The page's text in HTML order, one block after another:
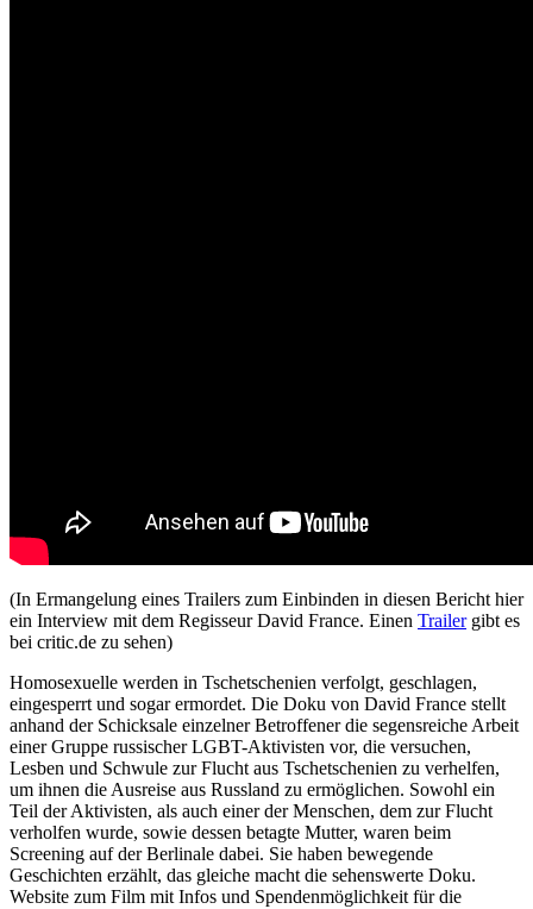
(In Ermangelung eines Trailers zum Einbinden in diesen Bericht hier
ein Interview mit dem Regisseur David France. Einen Trailergibt es
bei critic.de zu sehen)
Homosexuelle werden in Tschetschenien verfolgt, geschlagen,
eingesperrt und sogar ermordet. Die Doku von David France stellt
anhand der Schicksale einzelner Betroffener die segensreiche Arbeit
einer Gruppe russischer LGBT-Aktivisten vor, die versuchen,
Lesben und Schwule zur Flucht aus Tschetschenien zu verhelfen,
um ihnen die Ausreise aus Russland zu ermöglichen. Sowohl ein
Teil der Aktivisten, als auch einer der Menschen, dem zur Flucht
verholfen wurde, sowie dessen betagte Mutter, waren beim
Screening auf der Berlinale dabei. Sie haben bewegende
Geschichten erzählt, das gleiche macht die sehenswerte Doku.
Website zum Film mit Infos und Spendenmöglichkeit für die